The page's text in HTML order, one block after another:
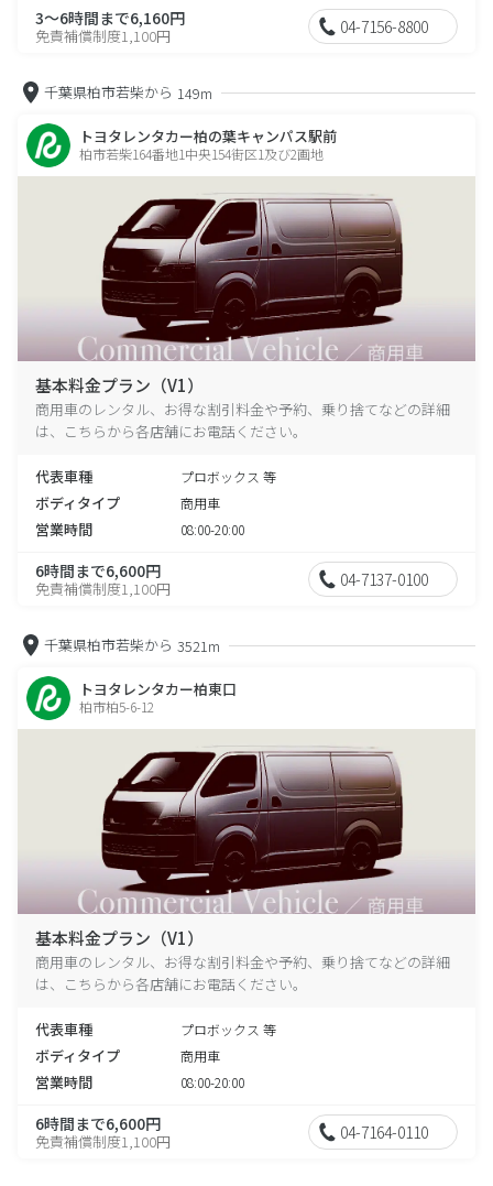
3～6時間まで6,160円
免責補償制度1,100円 04-7156-8800
千葉県柏市若柴から 149m
トヨタレンタカー柏の葉キャンパス駅前
柏市若柴164番地1中央154街区1及び2画地
基本料金プラン（V1）
商用車のレンタル、お得な割引料金や予約、乗り捨てなどの詳細
は、こちらから各店舗にお電話ください。
代表車種 プロボックス 等
ボディタイプ 商用車
営業時間 08:00-20:00
6時間まで6,600円
免責補償制度1,100円 04-7137-0100
千葉県柏市若柴から 3521m
トヨタレンタカー柏東口
柏市柏5-6-12
基本料金プラン（V1）
商用車のレンタル、お得な割引料金や予約、乗り捨てなどの詳細
は、こちらから各店舗にお電話ください。
代表車種 プロボックス 等
ボディタイプ 商用車
営業時間 08:00-20:00
6時間まで6,600円
免責補償制度1,100円 04-7164-0110